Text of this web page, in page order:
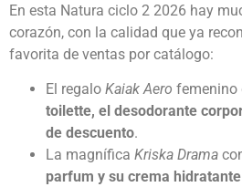
En esta Natura ciclo 2 2026 hay
corazón, con la calidad que ya
favorita de ventas por catálogo:
El regalo Kaiak Aero femenino
toilette, el desodorante
de descuento.
La magnífica Kriska Drama
parfum y su crema